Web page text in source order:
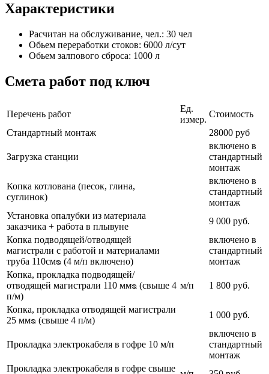
Характеристики
Расчитан на обслуживание, чел.: 30 чел
Обьем переработки стоков: 6000 л/сут
Обьем залпового сброса: 1000 л
Смета работ под ключ
Перечень работ
Ед.
измер.
Стоимость
Стандартный монтаж
28000 руб
Загрузка станции
включено в
стандартный
монтаж
Копка котлована (песок, глина,
суглинок)
включено в
стандартный
монтаж
Установка опалубки из материала
заказчика + работа в плывуне
9 000 руб.
Копка подводящей/отводящей
магистрали с работой и материалами
труба 110смᴓ (4 м/п включено)
включено в
стандартный
монтаж
Копка, прокладка подводящей/
отводящей магистрали 110 ммᴓ (свыше 4
п/м)
м/п 1 800 руб.
Копка, прокладка отводящей магистрали
25 ммᴓ (свыше 4 п/м)
1 000 руб.
Прокладка электрокабеля в гофре 10 м/п
включено в
стандартный
монтаж
Прокладка электрокабеля в гофре свыше